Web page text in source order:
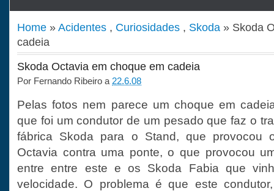
Home »Acidentes , Curiosidades , Skoda » Skoda
cadeia
Skoda Octavia em choque em cadeia
Por Fernando Ribeiro a 22.6.08
Pelas fotos nem parece um choque em
que foi um condutor de um pesado que faz o
fábrica Skoda para o Stand, que provocou
Octavia contra uma ponte, o que provocou
entre entre este e os Skoda Fabia que
velocidade. O problema é que este